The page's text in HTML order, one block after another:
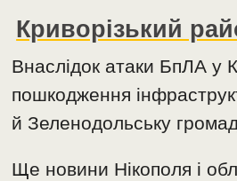
Криворізький
Внаслідок атаки БпЛА у
пошкодження
й Зеленодольську
Ще новини Нікополя і